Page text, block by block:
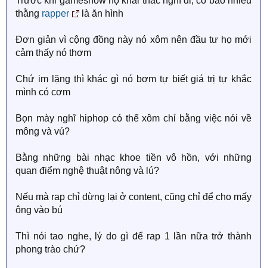
thằng rapper là ăn hình
Đơn giản vì cộng đồng này nó xôm nên đầu tư họ mới
cảm thấy nó thơm
Chứ im lặng thì khác gì nó bơm tự biết giá trị tự khắc
mình có cơm
Bọn mày nghĩ hiphop có thể xôm chỉ bằng việc nói về
mông và vú?
Bằng những bài nhạc khoe tiền vô hồn, với những
quan điểm nghệ thuật nông và lú?
Nếu mà rap chỉ dừng lại ở content, cũng chỉ để cho mấy
ông vào bú
Thì nói tao nghe, lý do gì để rap 1 lần nữa trở thành
phong trào chứ?